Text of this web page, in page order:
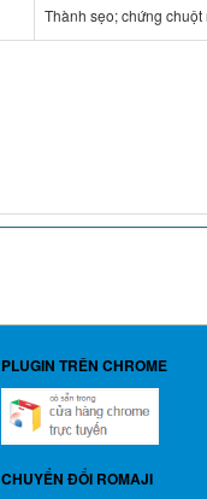
Thành sẹo; chứng chuột
PLUGIN TRÊN CHROME
CHUYỂN ĐỔI ROMAJI